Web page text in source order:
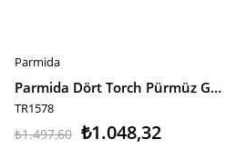
SEPETE EKLE
Parmida
Parmida Dört Torch Pürmüz Gümüş Masa Tipi Puro Çakmağı
TR1578
₺1.048,32
₺1.497,60